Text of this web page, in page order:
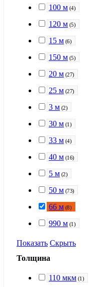
100 м (4)
120 м (5)
15 м (6)
150 м (5)
20 м (27)
25 м (27)
3 м (2)
30 м (1 )
33 м (4)
40 м (16)
5 м (2)
50 м (73)
66 м (8)
990 м (1 )
Показать Скрыть
Толщина
110 мкм (1 )